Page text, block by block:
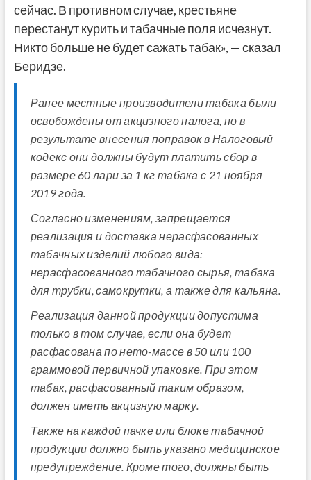
сейчас. В противном случае, крестьяне
перестанут курить и табачные поля исчезнут.
Никто больше не будет сажать табак», — сказал
Беридзе.
Ранее местные производители табака были
освобождены от акцизного налога, но в
результате внесения поправок в Налоговый
кодекс они должны будут платить сбор в
размере 60 лари за 1 кг табака с 21 ноября
2019 года.
Согласно изменениям, запрещается
реализация и доставка нерасфасованных
табачных изделий любого вида:
нерасфасованного табачного сырья, табака
для трубки, самокрутки, а также для кальяна.
Реализация данной продукции допустима
только в том случае, если она будет
расфасована по нето-массе в 50 или 100
граммовой первичной упаковке. При этом
табак, расфасованный таким образом,
должен иметь акцизную марку.
Также на каждой пачке или блоке табачной
продукции должно быть указано медицинское
предупреждение. Кроме того, должны быть